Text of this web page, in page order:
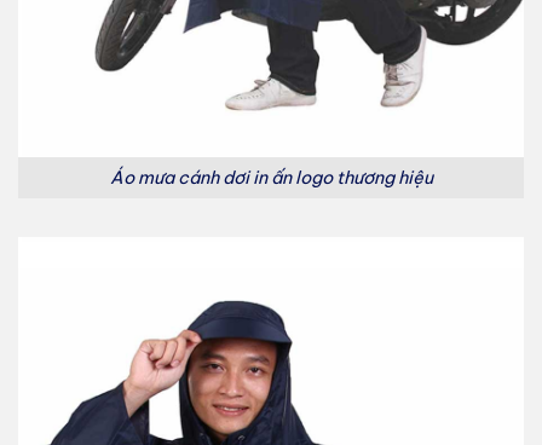
Áo mưa cánh dơi in ấn logo thương hiệu